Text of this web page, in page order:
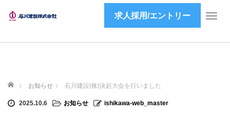
T
求人採用/エントリー
ホーム お知らせ 石川建設(株)決起大会を行いました
2025.10.6 お知らせ ishikawa-web_master